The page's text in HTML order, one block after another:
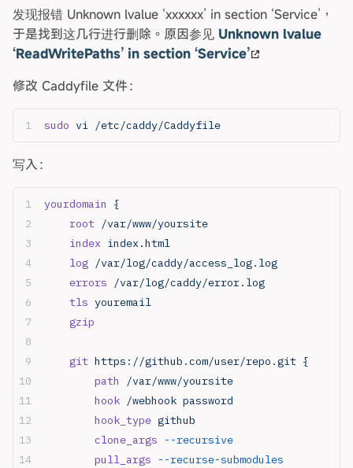
发现报错 Unknown lvalue ‘xxxxxx’ in section ‘Service’，
于是找到这几行进行删除。原因参见 Unknown lvalue
‘ReadWritePaths’ in section ‘Service’
修改 Caddyfile 文件：
sudo vi /etc/caddy/Caddyfile
写入：
yourdomain
{
    root
/var/www/yoursite
    index
index.html
    log
/var/log/caddy/access_log.log
    errors
/var/log/caddy/error.log
    tls
youremail
    gzip
    git
https://github.com/user/repo.git {
        path
/var/www/yoursite
        hook
/webhook password
        hook_type
github
        clone_args
--recursive
        pull_args
--recurse-submodules